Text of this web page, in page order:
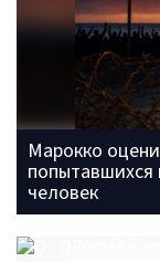
Марокко
попытавшихся
человек